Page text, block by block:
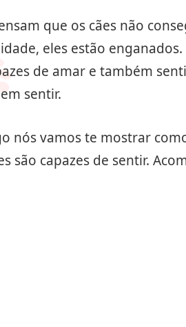
que os cães não
eles estão
de amar e também
sentir.
nós vamos te mostrar
são capazes de sentir.